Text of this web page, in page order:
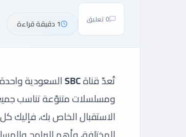
0 تعليق 1 دقيقة قراءة
تُعدّ قناةSBCالسعودية
ومسلسلات متنوّعة تناسب
الاستقبال الخاص بك، فإليك